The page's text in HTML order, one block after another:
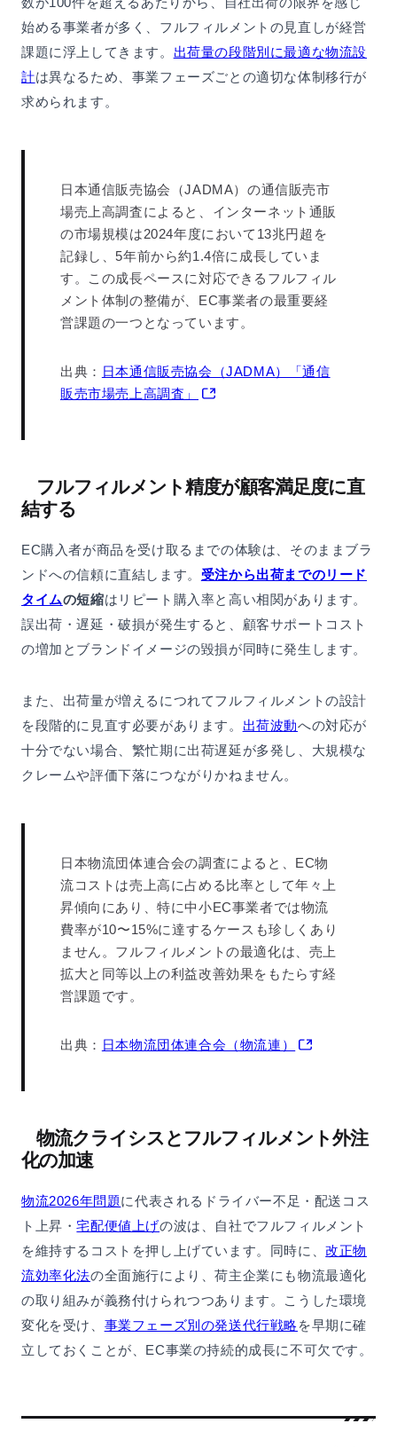
始める事業者が多く、フルフィルメントの見直しが経営
課題に浮上してきます。 出荷量の段階別に最適な物流設
計は異なるため、事業フェーズごとの適切な体制移行が
求められます。
日本通信販売協会（JADMA）の通信販売市
場売上高調査によると、インターネット通販
の市場規模は2024年度において13兆円超を
記録し、5年前から約1.4倍に成長していま
す。この成長ペースに対応できるフルフィル
メント体制の整備が、EC事業者の最重要経
営課題の一つとなっています。
出典： 日本通信販売協会（JADMA）「通信
販売市場売上高調査」
フルフィルメント精度が顧客満足度に直
結する
EC購入者が商品を受け取るまでの体験は、そのままブラ
ンドへの信頼に直結します。 受注から出荷までのリード
タイムの短縮はリピート購入率と高い相関があります。
誤出荷・遅延・破損が発生すると、顧客サポートコスト
の増加とブランドイメージの毀損が同時に発生します。
また、出荷量が増えるにつれてフルフィルメントの設計
を段階的に見直す必要があります。 出荷波動への対応が
十分でない場合、繁忙期に出荷遅延が多発し、大規模な
クレームや評価下落につながりかねません。
日本物流団体連合会の調査によると、EC物
流コストは売上高に占める比率として年々上
昇傾向にあり、特に中小EC事業者では物流
費率が10〜15%に達するケースも珍しくあり
ません。フルフィルメントの最適化は、売上
拡大と同等以上の利益改善効果をもたらす経
営課題です。
出典： 日本物流団体連合会（物流連）
物流クライシスとフルフィルメント外注
化の加速
物流2026年問題に代表されるドライバー不足・配送コス
ト上昇・宅配便値上げの波は、自社でフルフィルメント
を維持するコストを押し上げています。同時に、改正物
流効率化法の全面施行により、荷主企業にも物流最適化
の取り組みが義務付けられつつあります。こうした環境
変化を受け、 事業フェーズ別の発送代行戦略を早期に確
立しておくことが、EC事業の持続的成長に不可欠です。